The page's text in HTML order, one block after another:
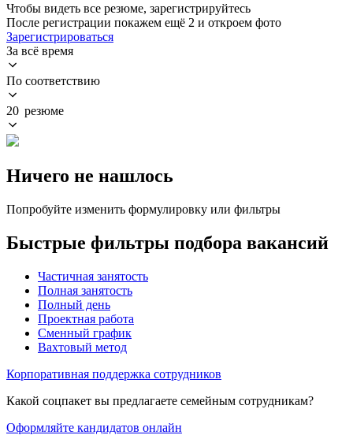
Чтобы видеть все резюме, зарегистрируйтесь
После регистрации покажем ещё 2 и откроем фото
Зарегистрироваться
За всё время
По соответствию
20 резюме
Ничего не нашлось
Попробуйте изменить формулировку или фильтры
Быстрые фильтры подбора вакансий
Частичная занятость
Полная занятость
Полный день
Проектная работа
Сменный график
Вахтовый метод
Корпоративная поддержка сотрудников
Какой соцпакет вы предлагаете семейным сотрудникам?
Оформляйте кандидатов онлайн